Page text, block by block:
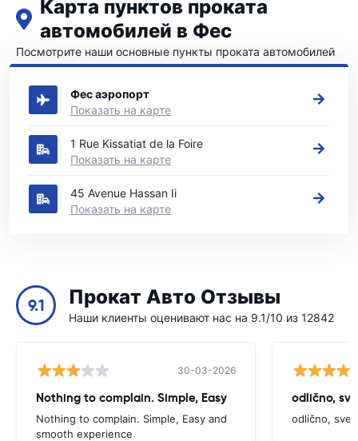
Карта пунктов проката
автомобилей в Фес
Посмотрите наши основные пункты проката автомобилей
в Фес
Фес аэропорт
Показать на карте
1 Rue Kissatiat de la Foire
Показать на карте
45 Avenue Hassan Ii
Показать на карте
9.1 Прокат Авто Отзывы
Наши клиенты оценивают нас на 9.1/10 из 12842
30-03-2026
Nothing to complain. Simple, Easy
Nothing to complain. Simple, Easy and
smooth experience
odlično,
odlično, sve